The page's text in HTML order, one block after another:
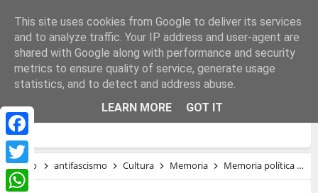
Facebook
Twitter
MEMORIA POLÍTICA Y FLAMENCO
DISIDENTE
Inicio antifascismo Cultura Memoria Memoria política y flamenco disidente
This site uses cookies from Google to deliver its services
and to analyze traffic. Your IP address and user-agent are
shared with Google along with performance and security
metrics to ensure quality of service, generate usage
statistics, and to detect and address abuse.
LEARN MORE
GOT IT